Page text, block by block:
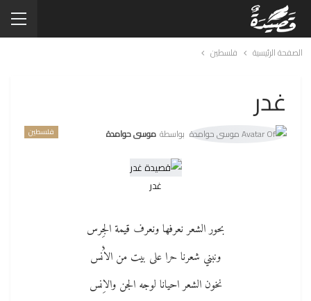
الصفحة الرئيسية فلسطين
غدر
فلسطين بواسطة موسى حوامدة
غدر
بحور الشعر نعرفها ونعرف قيمة الجِرس
ونبني شعرنا حرا على بيت من الاُْنس
نخون الشعر احيانا لوجه الجن والاِنس